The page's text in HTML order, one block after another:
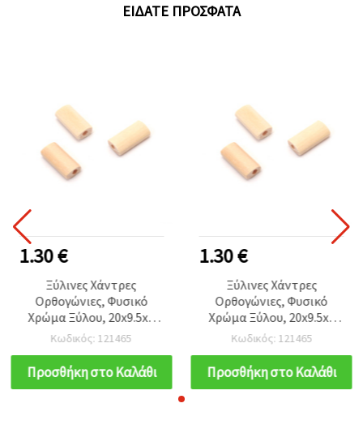
ΕΊΔΑΤΕ ΠΡΌΣΦΑΤΑ
1.30 €
Ξύλινες Χάντρες
Ορθογώνιες, Φυσικό
Χρώμα Ξύλου, 20x9.5x6
mm, Οπή: 2.5–3 mm - 10
τεμ.
Κωδικός: 121465
Προσθήκη στο Καλάθι
1.30 €
Ξύλινες Χάντρες
Ορθογώνιες, Φυσικό
Χρώμα Ξύλου, 20x9.5x6
mm, Οπή: 2.5–3 mm - 10
τεμ.
Κωδικός: 121465
Προσθήκη στο Καλάθι